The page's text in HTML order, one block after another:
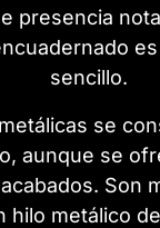
presencia
sencillo.
se
aunque se
Son
hilo metálico